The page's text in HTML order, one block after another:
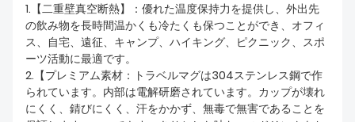
1.【二重壁真空断熱】：優れた温度保持力を提供し、外出先
の飲み物を長時間温かくも冷たくも保つことができ、オフィ
ス、自宅、遠征、キャンプ、ハイキング、ピクニック、スポ
ーツ活動に最適です。
2.【プレミアム素材：トラベルマグは304ステンレス鋼で作
られています。内部は電解研磨されています。カップが壊れ
にくく、錆びにくく、汗をかかず、無毒で無害であることを